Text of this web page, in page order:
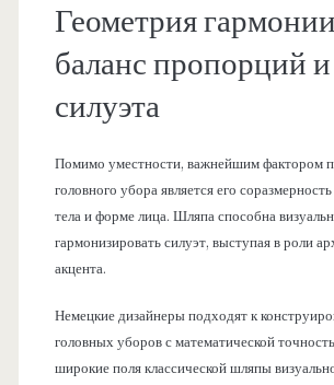
Геометрия
баланс пропорций и
силуэта
Помимо уместности, важнейшим фактором
головного убора является его
тела и форме лица. Шляпа способна
гармонизировать силуэт, выступая в роли
акцента.
Немецкие дизайнеры подходят к
головных уборов с математической
широкие поля классической шляпы